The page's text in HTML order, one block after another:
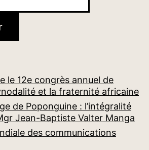
le 12e congrès annuel de
et la fraternité africaine
de Poponguine : l’intégralité
Jean-Baptiste Valter Manga
des communications